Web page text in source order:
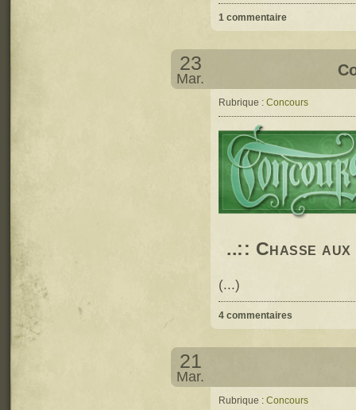
1 commentaire
23
Mar.
Rubrique : Concours
..:: Chasse
(...)
4 commentaires
21
Mar.
Rubrique : Concours